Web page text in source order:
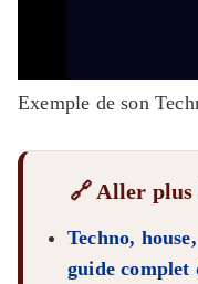
Exemple de son
🔗 Aller plus
Techno,
guide complet